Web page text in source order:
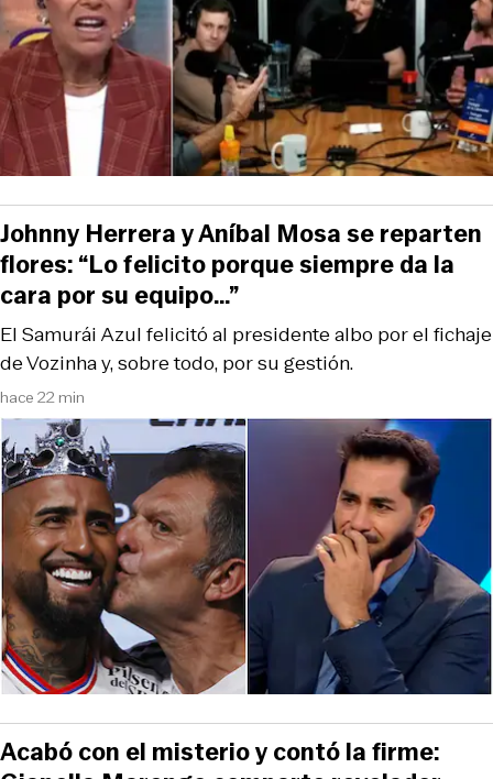
hace 22 min
El Samurái Azul felicitó al presidente albo por el fichaje
de Vozinha y, sobre todo, por su gestión.
Johnny Herrera y Aníbal Mosa se reparten
flores: “Lo felicito porque siempre da la
cara por su equipo…”
Acabó con el misterio y contó la firme: